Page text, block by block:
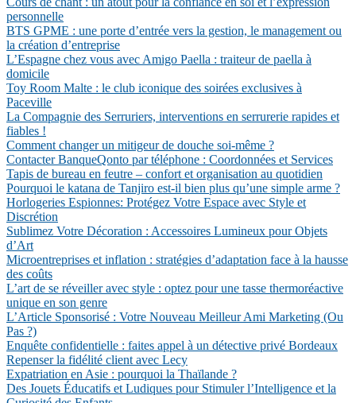
personnelle
BTS GPME : une porte d’entrée vers la gestion, le management ou
la création d’entreprise
L’Espagne chez vous avec Amigo Paella : traiteur de paella à
domicile
Toy Room Malte : le club iconique des soirées exclusives à
Paceville
La Compagnie des Serruriers, interventions en serrurerie rapides et
fiables !
Comment changer un mitigeur de douche soi-même ?
Contacter BanqueQonto par téléphone : Coordonnées et Services
Tapis de bureau en feutre – confort et organisation au quotidien
Pourquoi le katana de Tanjiro est-il bien plus qu’une simple arme ?
Horlogeries Espionnes: Protégez Votre Espace avec Style et
Discrétion
Sublimez Votre Décoration : Accessoires Lumineux pour Objets
d’Art
Microentreprises et inflation : stratégies d’adaptation face à la hausse
des coûts
L’art de se réveiller avec style : optez pour une tasse thermoréactive
unique en son genre
L’Article Sponsorisé : Votre Nouveau Meilleur Ami Marketing (Ou
Pas ?)
Enquête confidentielle : faites appel à un détective privé Bordeaux
Repenser la fidélité client avec Lecy
Expatriation en Asie : pourquoi la Thaïlande ?
Des Jouets Éducatifs et Ludiques pour Stimuler l’Intelligence et la